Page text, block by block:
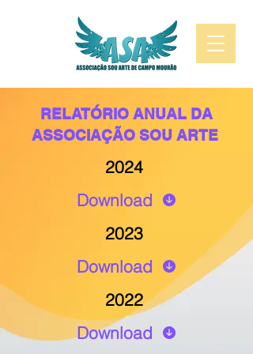
RELATÓRIO ANUAL DA
ASSOCIAÇÃO SOU ARTE
2024
Download
2023
Download
2022
Download